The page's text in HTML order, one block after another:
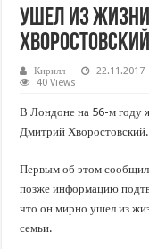
Ушел из
Хворостовский
Кирилл 22.11.2017
40 Views
В Лондоне на 56-м году
Дмитрий Хворостовский.
Первым об этом
позже информацию
что он мирно ушел из
семьи.